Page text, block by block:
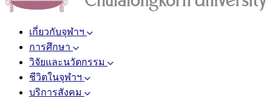
เกี่ยวกับจุฬาฯ
การศึกษา
วิจัยและนวัตกรรม
ชีวิตในจุฬาฯ
บริการสังคม